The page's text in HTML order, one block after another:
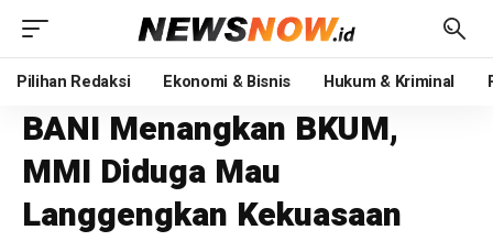
Pilihan Redaksi Ekonomi & Bisnis Hukum & Kriminal
BANI Menangkan BKUM,
MMI Diduga Mau
Langgengkan Kekuasaan